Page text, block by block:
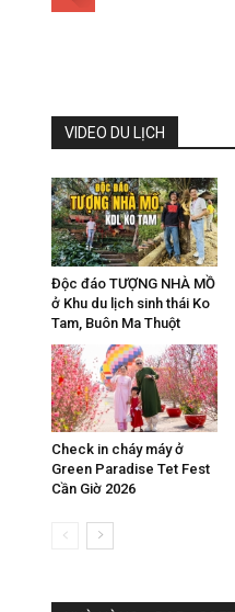
VIDEO DU LỊCH
Độc đáo TƯỢNG NHÀ MỒ
ở Khu du lịch sinh thái Ko
Tam, Buôn Ma Thuột
Check in cháy máy ở
Green Paradise Tet Fest
Cần Giờ 2026